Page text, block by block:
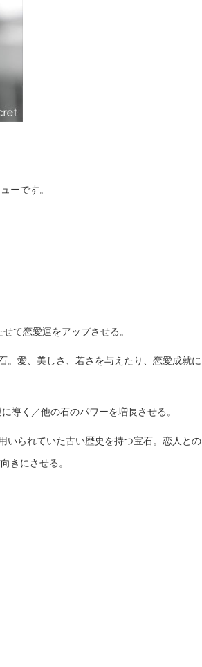
ーです。
て恋愛運をアップさせる。
愛、美しさ、若さを与えたり、恋愛成就に
導く／他の石のパワーを増長させる。
られていた古い歴史を持つ宝石。恋人との
きにさせる。